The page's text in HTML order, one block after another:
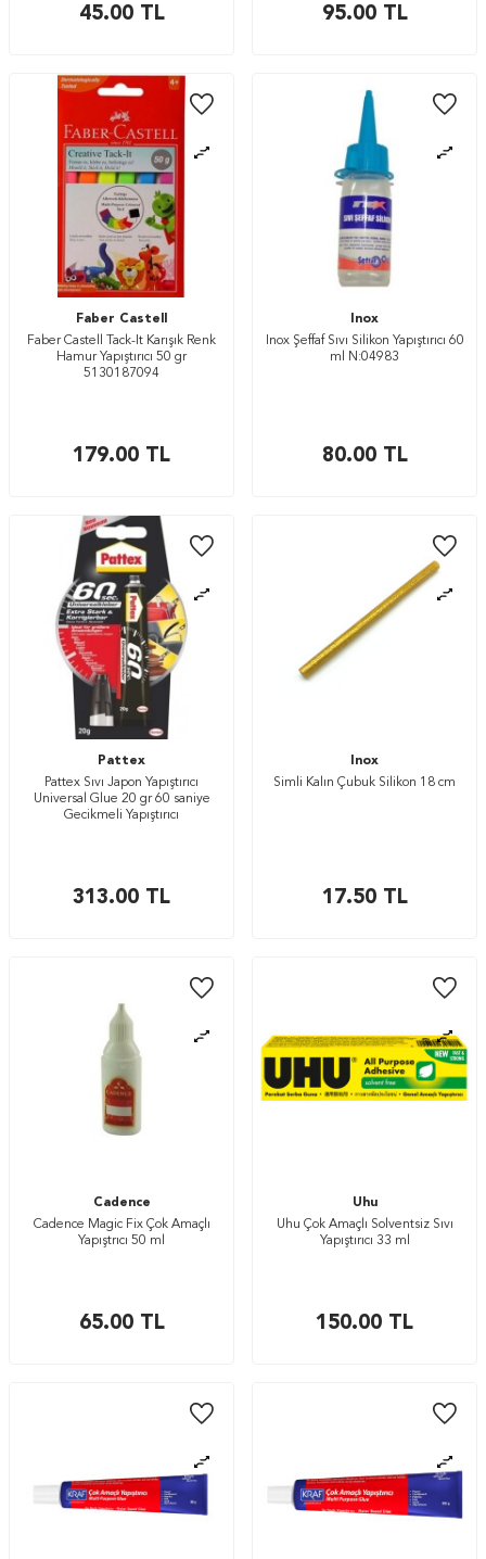
45.00TL 95.00TL
Faber Castell
Faber Castell Tack-It Karışık Renk
Hamur Yapıştırıcı 50 gr
5130187094
179.00 TL
Inox
Inox Şeffaf Sıvı Silikon Yapıştırıcı 60
ml N:04983
80.00TL
Pattex
Pattex Sıvı Japon Yapıştırıcı
Universal Glue 20 gr 60 saniye
Gecikmeli Yapıştırıcı
313.00 TL
Inox
Simli Kalın Çubuk Silikon 18 cm
17.50TL
Cadence
Cadence Magic Fix Çok Amaçlı
Yapıştrıcı 50 ml
65.00TL
Uhu
Uhu Çok Amaçlı Solventsiz Sıvı
Yapıştırıcı 33 ml
150.00 TL